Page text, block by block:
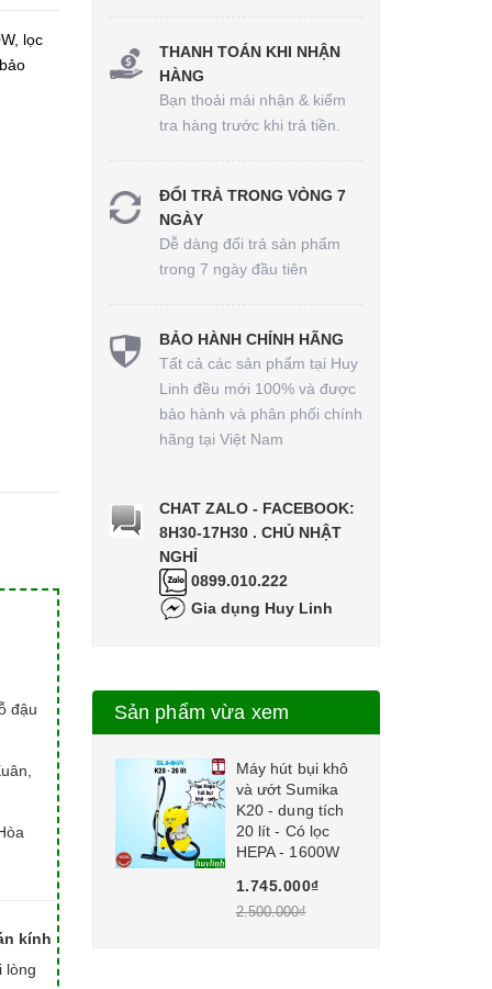
lọc
đậu
kính
lòng
THANH TOÁN KHI NHẬN
HÀNG
Bạn thoải mái nhận & kiểm
tra hàng trước khi trả tiền.
ĐỔI TRẢ TRONG VÒNG 7
NGÀY
Dễ dàng đổi trả sản phẩm
trong 7 ngày đầu tiên
BẢO HÀNH CHÍNH HÃNG
Tất cả các sản phẩm tại Huy
Linh đều mới 100% và được
bảo hành và phân phối chính
hãng tại Việt Nam
CHAT ZALO - FACEBOOK:
8H30-17H30 . CHỦ NHẬT
NGHỈ
0899.010.222
Gia dụng Huy Linh
Sản phẩm vừa xem
Máy hút bụi khô
và ướt Sumika
K20 - dung tích
20 lít - Có lọc
HEPA - 1600W
1.745.000₫
2.500.000₫